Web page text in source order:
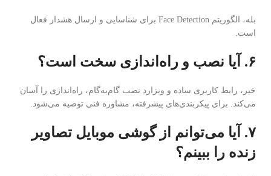
بله، الگوریتم Face Detection برای شناسایی و ارسال هشدار فعال
است.
۶. آیا نصب و راه‌اندازی سخت است؟
خیر، رابط کاربری ساده و ویزارد نصب گام‌به‌گام، راه‌اندازی را آسان
می‌کند. برای پیکربندی‌های پیشرفته، مشاوره فنی توصیه می‌شود.
۷. آیا می‌توانم از گوشی موبایل تصاویر
زنده را ببینم؟